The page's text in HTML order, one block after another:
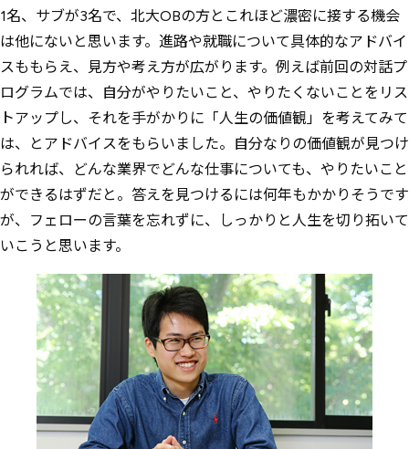
1名、サブが3名で、北大OBの方とこれほど濃密に接する機会
は他にないと思います。進路や就職について具体的なアドバイ
スももらえ、見方や考え方が広がります。例えば前回の対話プ
ログラムでは、自分がやりたいこと、やりたくないことをリス
トアップし、それを手がかりに「人生の価値観」を考えてみて
は、とアドバイスをもらいました。自分なりの価値観が見つけ
られれば、どんな業界でどんな仕事についても、やりたいこと
ができるはずだと。答えを見つけるには何年もかかりそうです
が、フェローの言葉を忘れずに、しっかりと人生を切り拓いて
いこうと思います。